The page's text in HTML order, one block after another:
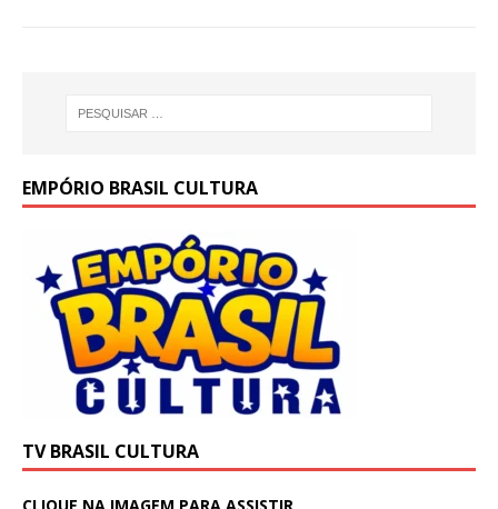
EMPÓRIO BRASIL CULTURA
TV BRASIL CULTURA